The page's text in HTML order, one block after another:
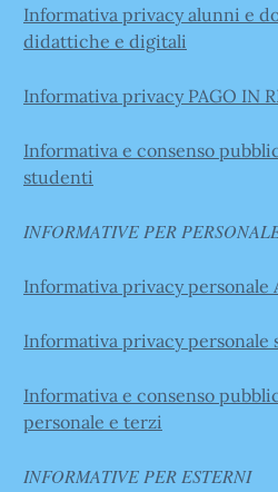
Informativa privacy alunni e
didattiche e digitali
Informativa privacy PAGO IN
Informativa e consenso
studenti
INFORMATIVE PER
Informativa privacy personale
Informativa privacy personale
Informativa e consenso
personale e terzi
INFORMATIVE PER ESTERNI